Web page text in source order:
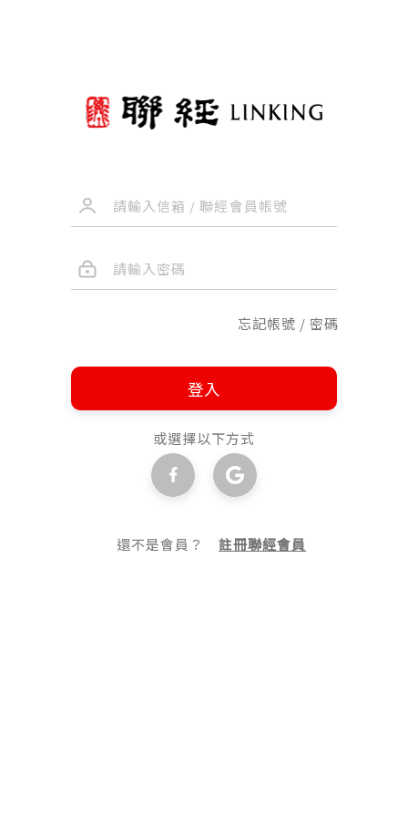
忘記帳號 / 密碼
登入
或選擇以下方式
還不是會員？註冊聯經會員